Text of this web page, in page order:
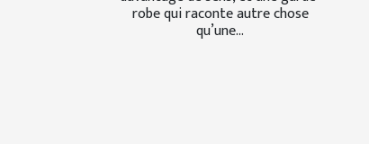
robe qui raconte autre chose
qu’une...